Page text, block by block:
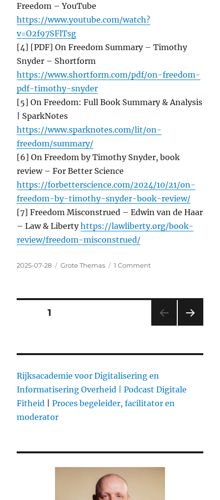
Freedom – YouTube
https://www.youtube.com/watch?
v=O2f97SFlTsg
[4] [PDF] On Freedom Summary – Timothy
Snyder – Shortform
https://www.shortform.com/pdf/on-freedom-
pdf-timothy-snyder
[5] On Freedom: Full Book Summary & Analysis
| SparkNotes
https://www.sparknotes.com/lit/on-
freedom/summary/
[6] On Freedom by Timothy Snyder, book
review – For Better Science
https://forbetterscience.com/2024/10/21/on-
freedom-by-timothy-snyder-book-review/
[7] Freedom Misconstrued – Edwin van de Haar
– Law & Libertyhttps://lawliberty.org/book-
review/freedom-misconstrued/
Posted
2025-07-28 Categories
Grote Themas 1 Comment
wat
het
eigenlijk?
Posts
1
Rijksacademie voor Digitalisering en
Informatisering Overheid |
Podcast Digitale
Fitheid |Proces begeleider, facilitator en
moderator